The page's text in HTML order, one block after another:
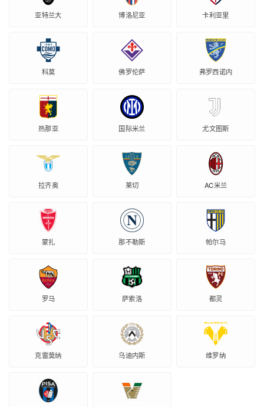
亚特兰大 博洛尼亚 卡利亚里
科莫 佛罗伦萨 弗罗西诺内
热那亚 国际米兰 尤文图斯
拉齐奥 莱切 AC米兰
蒙扎 那不勒斯 帕尔马
罗马 萨索洛 都灵
克雷莫纳 乌迪内斯 维罗纳